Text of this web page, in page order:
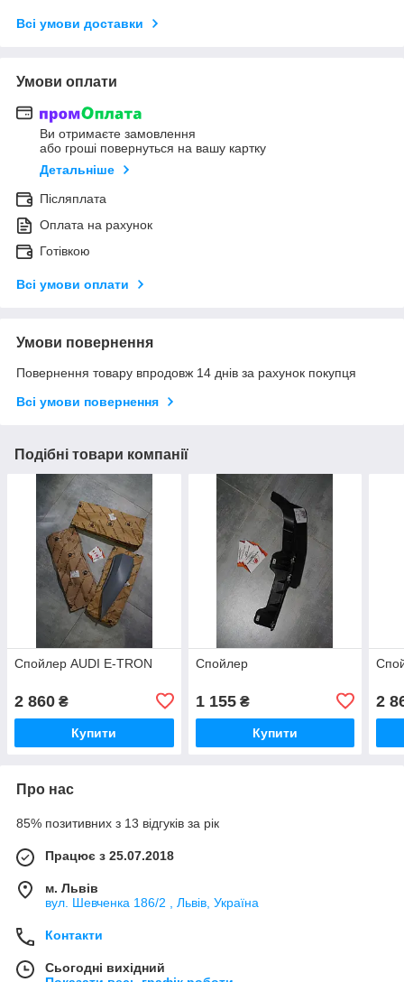
Всі умови доставки
Умови оплати
Ви отримаєте замовлення
або гроші повернуться на вашу картку
Детальніше
Післяплата
Оплата на рахунок
Готівкою
Всі умови оплати
Умови повернення
Повернення товару впродовж 14 днів за рахунок покупця
Всі умови повернення
Подібні товари компанії
Спойлер AUDI E-TRON
2 860 ₴
Купити
Спойлер
1 155₴
Купити
2
Про нас
85% позитивних з 13 відгуків за рік
Працює з 25.07.2018
м. Львів
вул. Шевченка 186/2 , Львів, Україна
Контакти
Сьогодні вихідний